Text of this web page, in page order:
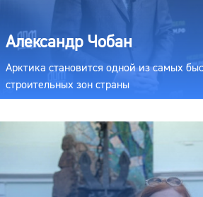
Александр Чобан
Арктика становится одной из самых
строительных зон страны